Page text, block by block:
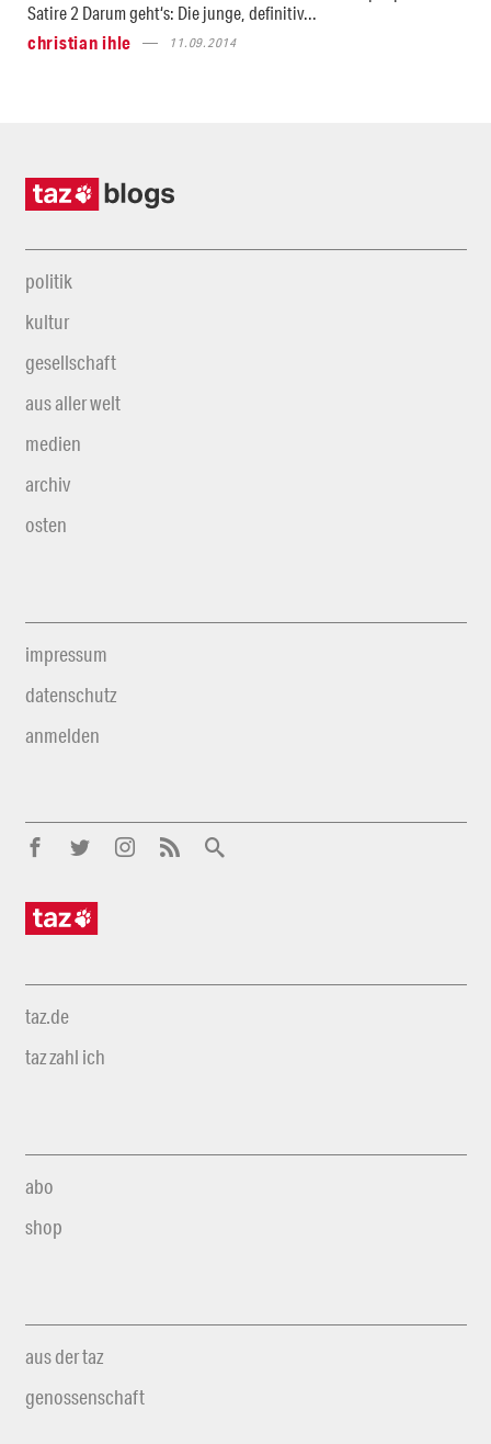
Satire 2 Darum geht‘s: Die junge, definitiv...
christian ihle
11.09.2014
politik
kultur
gesellschaft
aus aller welt
medien
archiv
osten
impressum
datenschutz
anmelden
taz.de
taz zahl ich
abo
shop
aus der taz
genossenschaft